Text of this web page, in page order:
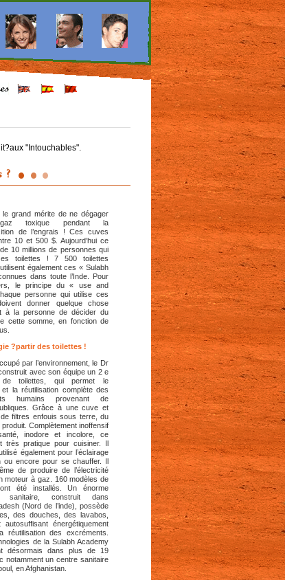
"Intouchables".
le grand mérite de ne dégager
toxique pendant la
de l’engrais ! Ces cuves
10 et 500 $. Aujourd’hui ce
10 millions de personnes qui
toilettes ! 7 500 toilettes
également ces « Sulabh
dans toute l’Inde. Pour
le principe du « use and
personne qui utilise ces
donner quelque chose
à la personne de décider du
cette somme, en fonction de
?partir des toilettes !
par l’environnement, le Dr
avec son équipe un 2 e
de toilettes, qui permet le
la réutilisation complète des
humains provenant de
Grâce à une cuve et
filtres enfouis sous terre, du
Complètement inoffensif
inodore et incolore, ce
très pratique pour cuisiner. Il
également pour l’éclairage
ou encore pour se chauffer. Il
de produire de l’électricité
moteur à gaz. 160 modèles de
été installés. Un énorme
sanitaire, construit dans
(Nord de l’inde), possède
des douches, des lavabos,
énergétiquement
réutilisation des excréments.
de la Sulabh Academy
désormais dans plus de 19
notamment un centre sanitaire
en Afghanistan.